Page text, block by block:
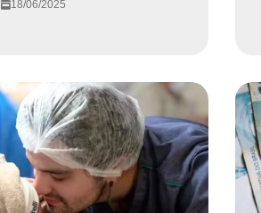
18/06/2025